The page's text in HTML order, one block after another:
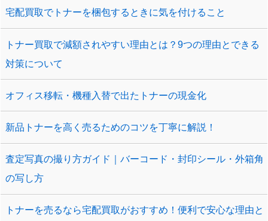
宅配買取でトナーを梱包するときに気を付けること
トナー買取で減額されやすい理由とは？9つの理由とできる
対策について
オフィス移転・機種入替で出たトナーの現金化
新品トナーを高く売るためのコツを丁寧に解説！
査定写真の撮り方ガイド｜バーコード・封印シール・外箱角
の写し方
トナーを売るなら宅配買取がおすすめ！便利で安心な理由と